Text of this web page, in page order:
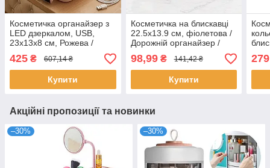
Косметичка органайзер з
LED дзеркалом, USB,
23х13х8 см, Рожева /
Дорожня косметичка /
Сумка косметичка /
Косметичка жіноча
425 ₴ 607,14 ₴
Купити
Косметичка на блискавці
22.5х13.9 см, фіолетова /
Дорожній органайзер /
Водонепроникний чохол
для косметики
98,99₴ 141,42 ₴
Купити
279
Акційні пропозиції та новинки
–30% –30%